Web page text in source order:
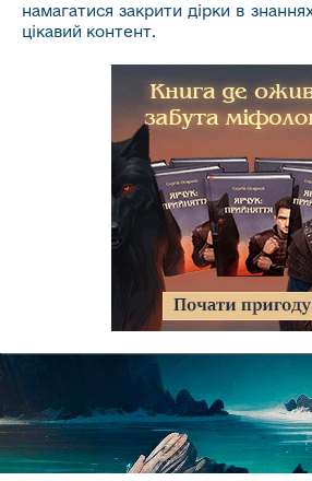
намагатися закрити дірки в
цікавий контент.